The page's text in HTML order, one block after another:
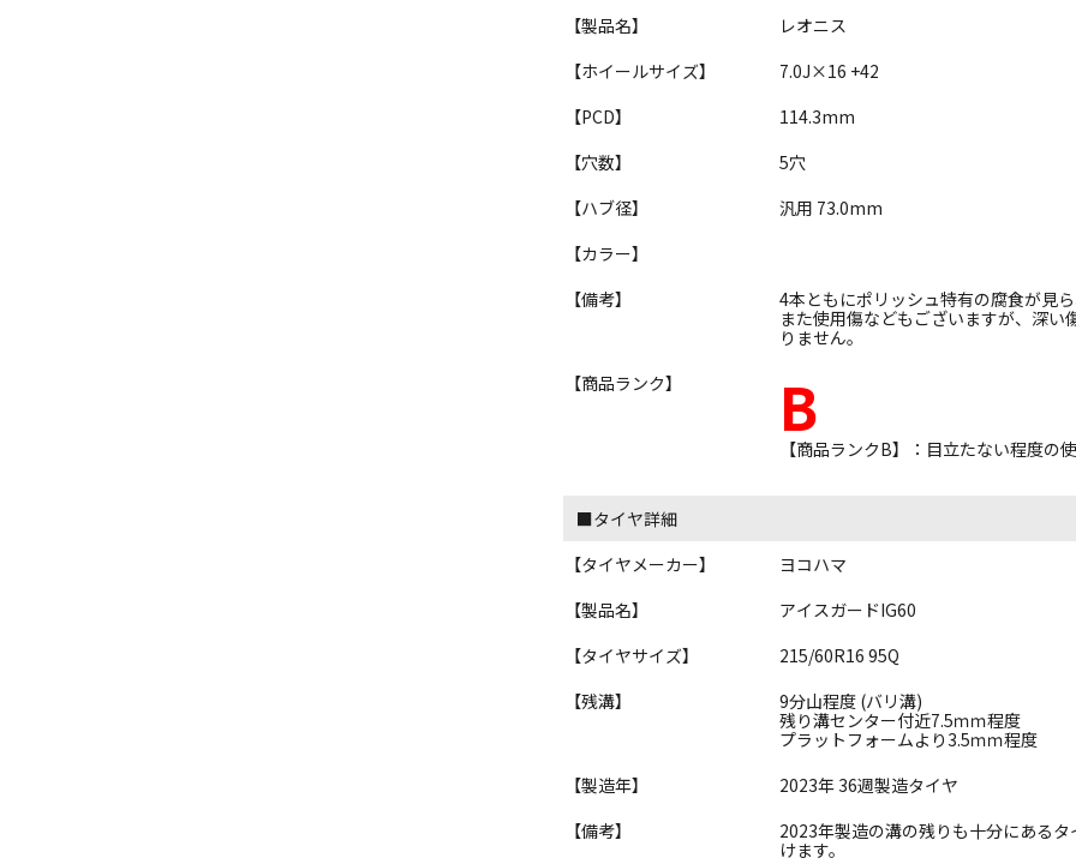
【製品名】
レオニス
【ホイールサイズ】
7.0J×16 +42
【PCD】
114.3mm
【穴数】
5穴
【ハブ径】
汎用 73.0mm
【カラー】
【備考】
4本ともにポリッシュ特有の腐食が見
また使用傷などもございますが、深
りません。
【商品ランク】
B
【商品ランクB】：目立たない程度の
■タイヤ詳細
【タイヤメーカー】
ヨコハマ
【製品名】
アイスガードIG60
【タイヤサイズ】
215/60R16 95Q
【残溝】
9分山程度 (バリ溝)
残り溝センター付近7.5ｍｍ程度
プラットフォームより3.5ｍｍ程度
【製造年】
2023年 36週製造タイヤ
【備考】
2023年製造の溝の残りも十分にある
けます。